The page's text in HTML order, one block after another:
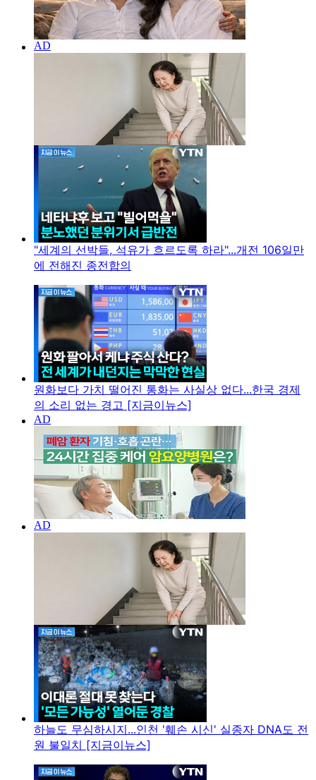
"세계의 선박들, 석유가 흐르도록 하라"...개전 106일만
에 전해진 종전합의
원화보다 가치 떨어진 통화는 사실상 없다...한국 경제
의 소리 없는 경고 [지금이뉴스]
하늘도 무심하시지...인천 '훼손 시신' 실종자 DNA도 전
원 불일치 [지금이뉴스]